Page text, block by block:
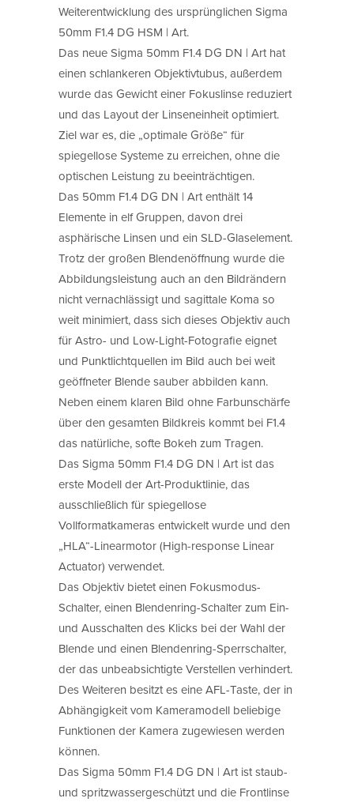
Weiterentwicklung des ursprünglichen Sigma
50mm F1.4 DG HSM | Art.
Das neue Sigma 50mm F1.4 DG DN | Art hat
einen schlankeren Objektivtubus, außerdem
wurde das Gewicht einer Fokuslinse reduziert
und das Layout der Linseneinheit optimiert.
Ziel war es, die „optimale Größe“ für
spiegellose Systeme zu erreichen, ohne die
optischen Leistung zu beeinträchtigen.
Das 50mm F1.4 DG DN | Art enthält 14
Elemente in elf Gruppen, davon drei
asphärische Linsen und ein SLD-Glaselement.
Trotz der großen Blendenöffnung wurde die
Abbildungsleistung auch an den Bildrändern
nicht vernachlässigt und sagittale Koma so
weit minimiert, dass sich dieses Objektiv auch
für Astro- und Low-Light-Fotografie eignet
und Punktlichtquellen im Bild auch bei weit
geöffneter Blende sauber abbilden kann.
Neben einem klaren Bild ohne Farbunschärfe
über den gesamten Bildkreis kommt bei F1.4
das natürliche, softe Bokeh zum Tragen.
Das Sigma 50mm F1.4 DG DN | Art ist das
erste Modell der Art-Produktlinie, das
ausschließlich für spiegellose
Vollformatkameras entwickelt wurde und den
„HLA“-Linearmotor (High-response Linear
Actuator) verwendet.
Das Objektiv bietet einen Fokusmodus-
Schalter, einen Blendenring-Schalter zum Ein-
und Ausschalten des Klicks bei der Wahl der
Blende und einen Blendenring-Sperrschalter,
der das unbeabsichtigte Verstellen verhindert.
Des Weiteren besitzt es eine AFL-Taste, der in
Abhängigkeit vom Kameramodell beliebige
Funktionen der Kamera zugewiesen werden
können.
Das Sigma 50mm F1.4 DG DN | Art ist staub-
und spritzwassergeschützt und die Frontlinse